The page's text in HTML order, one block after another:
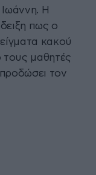
Ιωάννη. Η
πως ο
κακού
τους μαθητές
τον